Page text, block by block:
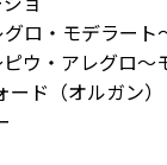
ロ・モデラー
ウ・アレグロ～
ド（オルガン）